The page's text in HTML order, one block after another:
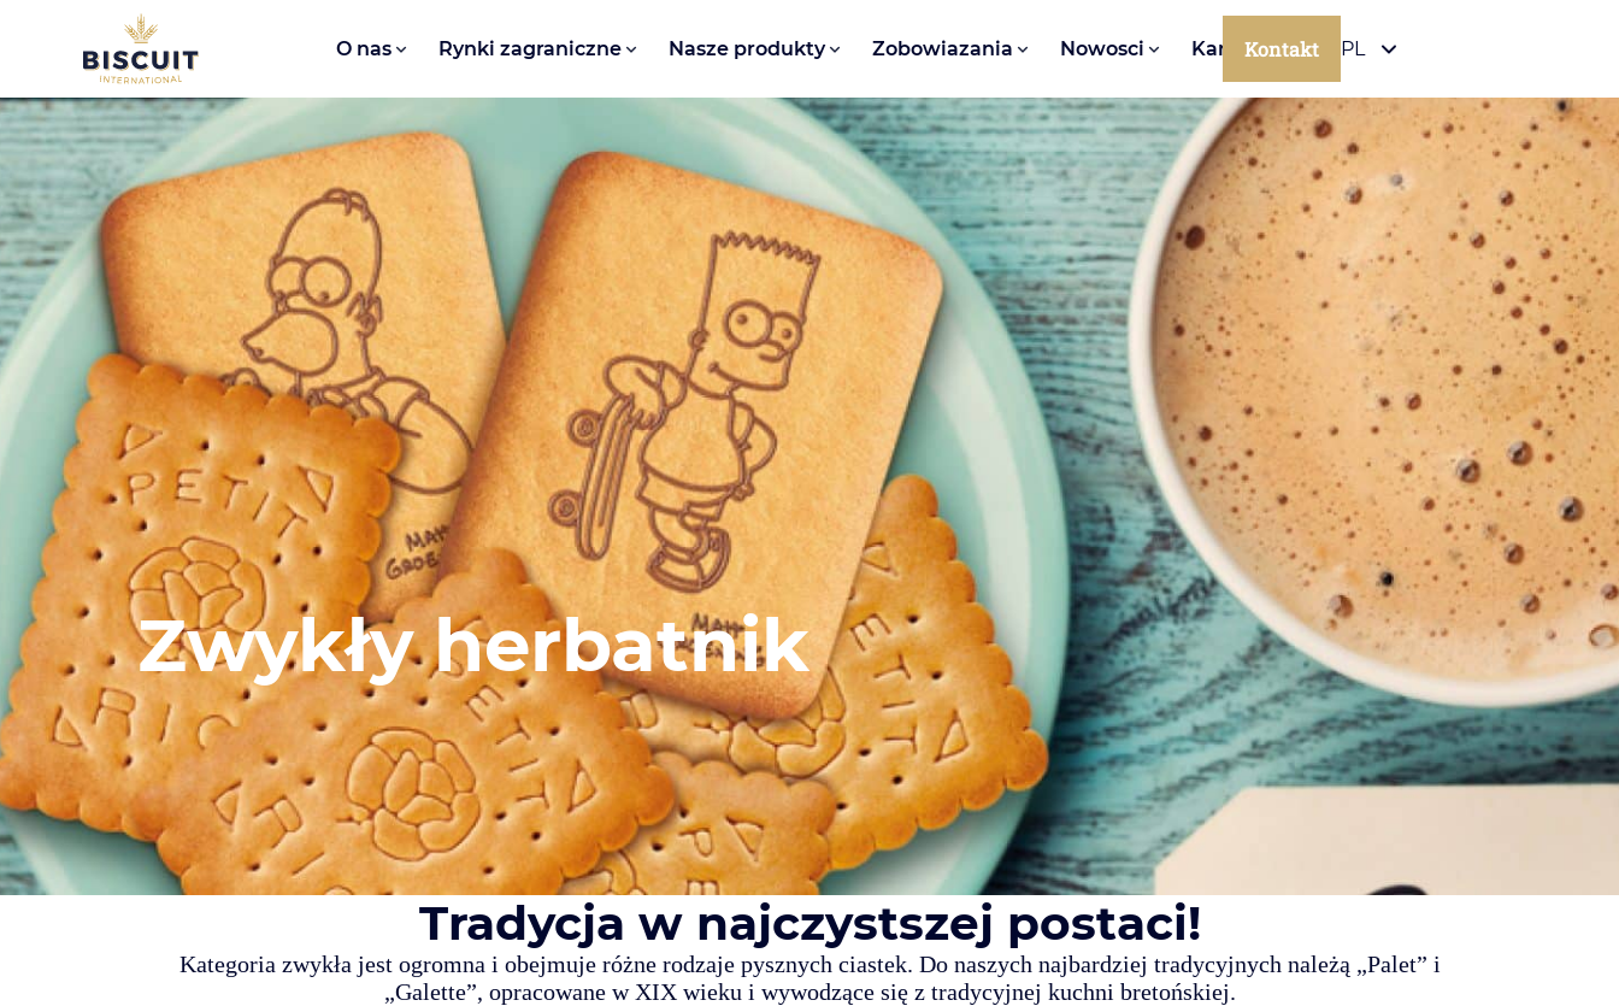
Aller au contenu O nas​ Rynki zagraniczne Nasze produkty Zobowiazania Nowosci KarieraKontakt PL
Zwykły herbatnik
Tradycja w najczystszej postaci!
Kategoria zwykła jest ogromna i obejmuje różne rodzaje pysznych ciastek. Do naszych najbardziej tradycyjnych należą „Palet” i
„Galette”, opracowane w XIX wieku i wywodzące się z tradycyjnej kuchni bretońskiej.